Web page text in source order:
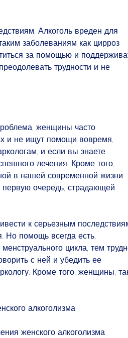
заболеваниям как цирроз
за помощью и
трудности и не
женщины часто
и не ищут помощи вовремя,
и если вы знаете
лечения. Кроме того,
в нашей современной жизни.
очередь, страдающей
к серьезным
Но помощь всегда есть,
цикла, тем
с ней и убедить ее
Кроме того, женщины,
алкоголизма
женского алкоголизма